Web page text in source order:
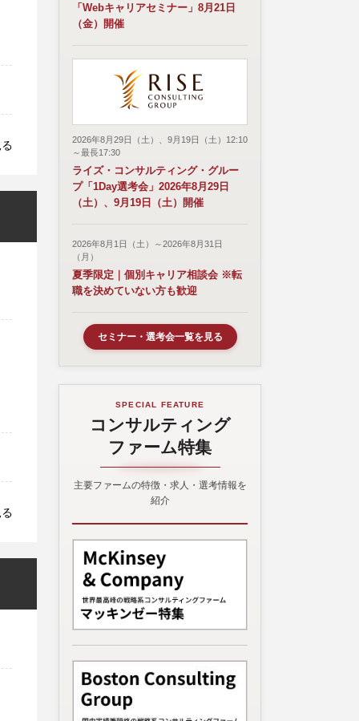
「Webキャリアセミナー」8月21日
（金）開催
2026年8月29日（土）、9月19日（土）12:10
～最長17:30
ライズ・コンサルティング・グルー
プ「1Day選考会」2026年8月29日
（土）、9月19日（土）開催
2026年8月1日（土）～2026年8月31日
（月）
夏季限定｜個別キャリア相談会 ※転
職を決めていない方も歓迎
セミナー・選考会一覧を見る
SPECIAL FEATURE
コンサルティング
ファーム特集
主要ファームの特徴・求人・選考情報を
紹介